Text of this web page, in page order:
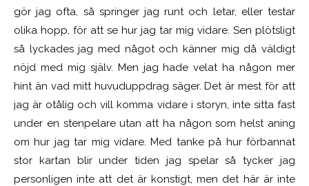
gör jag ofta, så springer jag runt och letar, eller testar
olika hopp, för att se hur jag tar mig vidare. Sen plötsligt
så lyckades jag med något och känner mig då väldigt
nöjd med mig själv. Men jag hade velat ha någon mer
hint än vad mitt huvuduppdrag säger. Det är mest för att
jag är otålig och vill komma vidare i storyn, inte sitta fast
under en stenpelare utan att ha någon som helst aning
om hur jag tar mig vidare. Med tanke på hur förbannat
stor kartan blir under tiden jag spelar så tycker jag
personligen inte att det är konstigt, men det här är inte